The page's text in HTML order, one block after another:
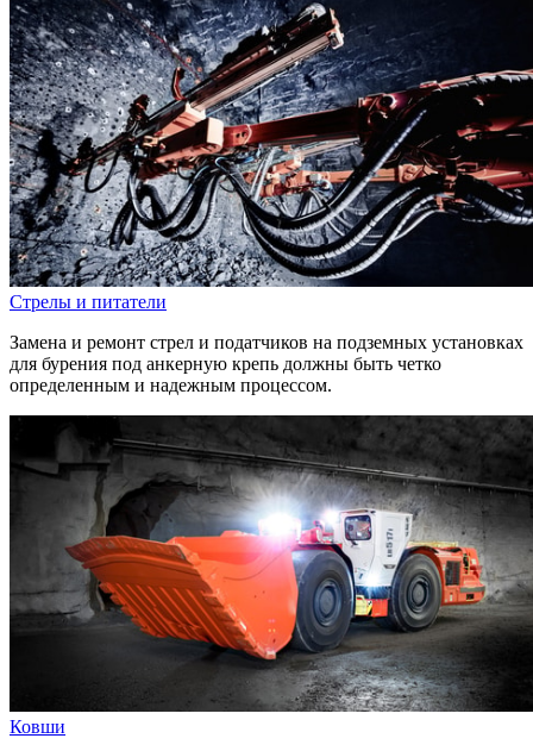
Стрелы и питатели
Замена и ремонт стрел и податчиков на подземных установках
для бурения под анкерную крепь должны быть четко
определенным и надежным процессом.
Ковши